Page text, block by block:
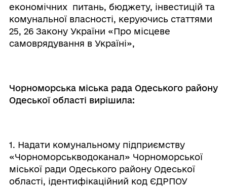
економічних питань, бюджету, інвестицій та
комунальної власності, керуючись статтями
25, 26 Закону України «Про місцеве
самоврядування в Україні»,
Чорноморська міська рада Одеського району
Одеської області вирішила:
1. Надати комунальному підприємству
«Чорноморськводоканал» Чорноморської
міської ради Одеського району Одеської
області, ідентифікаційний код ЄДРПОУ